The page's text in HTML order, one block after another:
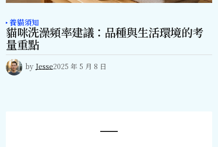
養貓須知
貓咪洗澡頻率建議：品種與生活環境的考
量重點
by Jesse2025 年 5 月 8 日